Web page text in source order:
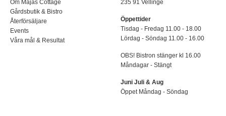
Om Majas Cottage
Gårdsbutik & Bistro
Återförsäljare
Events
Våra mål & Resultat
235 91 Vellinge
Öppettider
Tisdag - Fredag 11.00 - 18.00
Lördag - Söndag 11.00 - 16.00
OBS! Bistron stänger kl 16.00
Måndagar - Stängt
Juni Juli & Aug
Öppet Måndag - Söndag